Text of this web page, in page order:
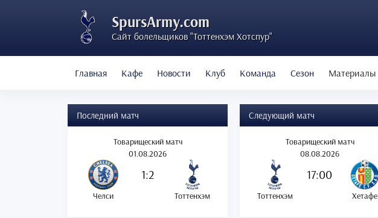
SpursArmy.com
Сайт болельщиков "Тоттенхэм Хотспур"
Главная Кафе Новости Клуб Команда Сезон Материалы
Последний матч
Товарищеский матч
01.08.2026
1:2
Челси Тоттенхэм
Следующий матч
Товарищеский матч
08.08.2026
17:00
Тоттенхэм Хетафе